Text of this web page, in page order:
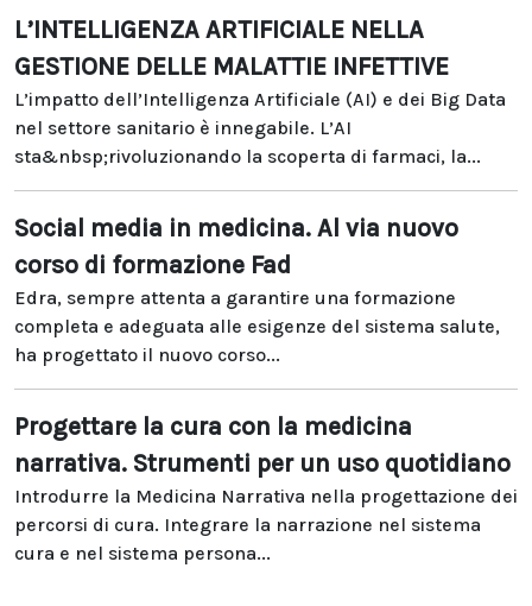
L’INTELLIGENZA ARTIFICIALE NELLA
GESTIONE DELLE MALATTIE INFETTIVE
L’impatto dell’Intelligenza Artificiale (AI) e dei Big Data
nel settore sanitario è innegabile. L’AI
sta&nbsp;rivoluzionando la scoperta di farmaci, la...
Social media in medicina. Al via nuovo
corso di formazione Fad
Edra, sempre attenta a garantire una formazione
completa e adeguata alle esigenze del sistema salute,
ha progettato il nuovo corso...
Progettare la cura con la medicina
narrativa. Strumenti per un uso quotidiano
Introdurre la Medicina Narrativa nella progettazione dei
percorsi di cura. Integrare la narrazione nel sistema
cura e nel sistema persona...